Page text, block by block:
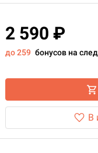
2 590 ₽
до 259 бонусов на
В